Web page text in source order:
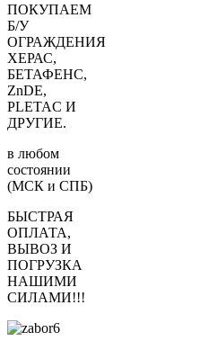
ПОКУПАЕМ
Б/У
ОГРАЖДЕНИЯ
ХЕРАС,
БЕТАФЕНС,
ZnDE,
PLETAC И
ДРУГИЕ.
в любом
состоянии
(МСК и СПБ)
БЫСТРАЯ
ОПЛАТА,
ВЫВОЗ И
ПОГРУЗКА
НАШИМИ
СИЛАМИ!!!